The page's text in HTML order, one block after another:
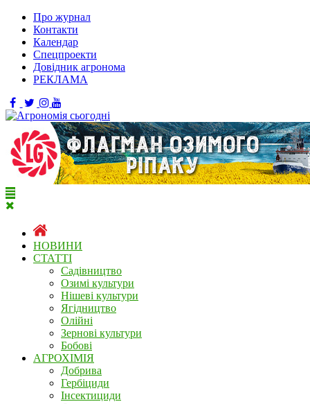
Про журнал
Контакти
Календар
Спецпроекти
Довідник агронома
РЕКЛАМА
НОВИНИ
СТАТТІ
Садівництво
Озимі культури
Нішеві культури
Ягідництво
Олійні
Зернові культури
Бобові
АГРОХІМІЯ
Добрива
Гербіциди
Інсектициди